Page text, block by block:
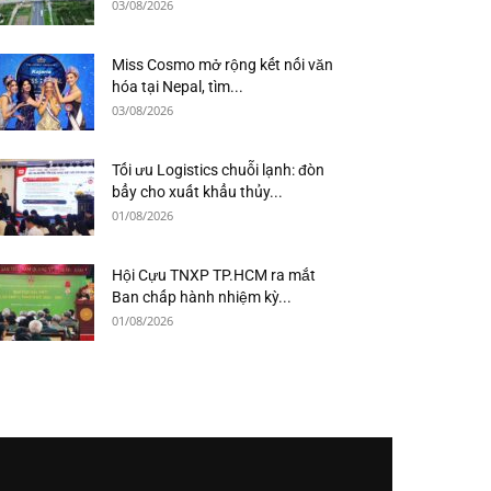
03/08/2026
Miss Cosmo mở rộng kết nối văn
hóa tại Nepal, tìm...
03/08/2026
Tối ưu Logistics chuỗi lạnh: đòn
bẩy cho xuất khẩu thủy...
01/08/2026
Hội Cựu TNXP TP.HCM ra mắt
Ban chấp hành nhiệm kỳ...
01/08/2026